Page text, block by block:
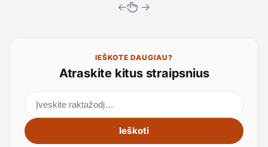
← →
IEŠKOTE DAUGIAU?
Atraskite kitus straipsnius
Ieškoti